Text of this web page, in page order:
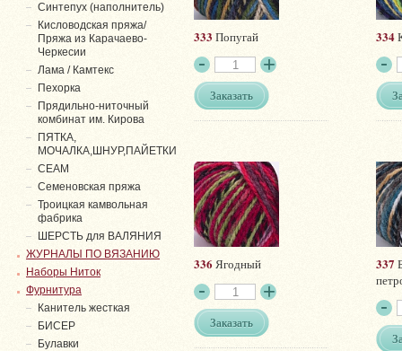
333 Попугай
Заказать
334
336Ягодный
Заказать
337
Синтепух (наполнитель)
Кисловодская пряжа/
Пряжа из Карачаево-
Черкесии
Лама / Камтекс
Пехорка
Прядильно-ниточный
комбинат им. Кирова
ПЯТКА,
МОЧАЛКА,ШНУР,ПАЙЕТКИ
СЕАМ
Семеновская пряжа
Троицкая камвольная
фабрика
ШЕРСТЬ для ВАЛЯНИЯ
ЖУРНАЛЫ ПО ВЯЗАНИЮ
Наборы Ниток
Фурнитура
Канитель жесткая
БИСЕР
Булавки